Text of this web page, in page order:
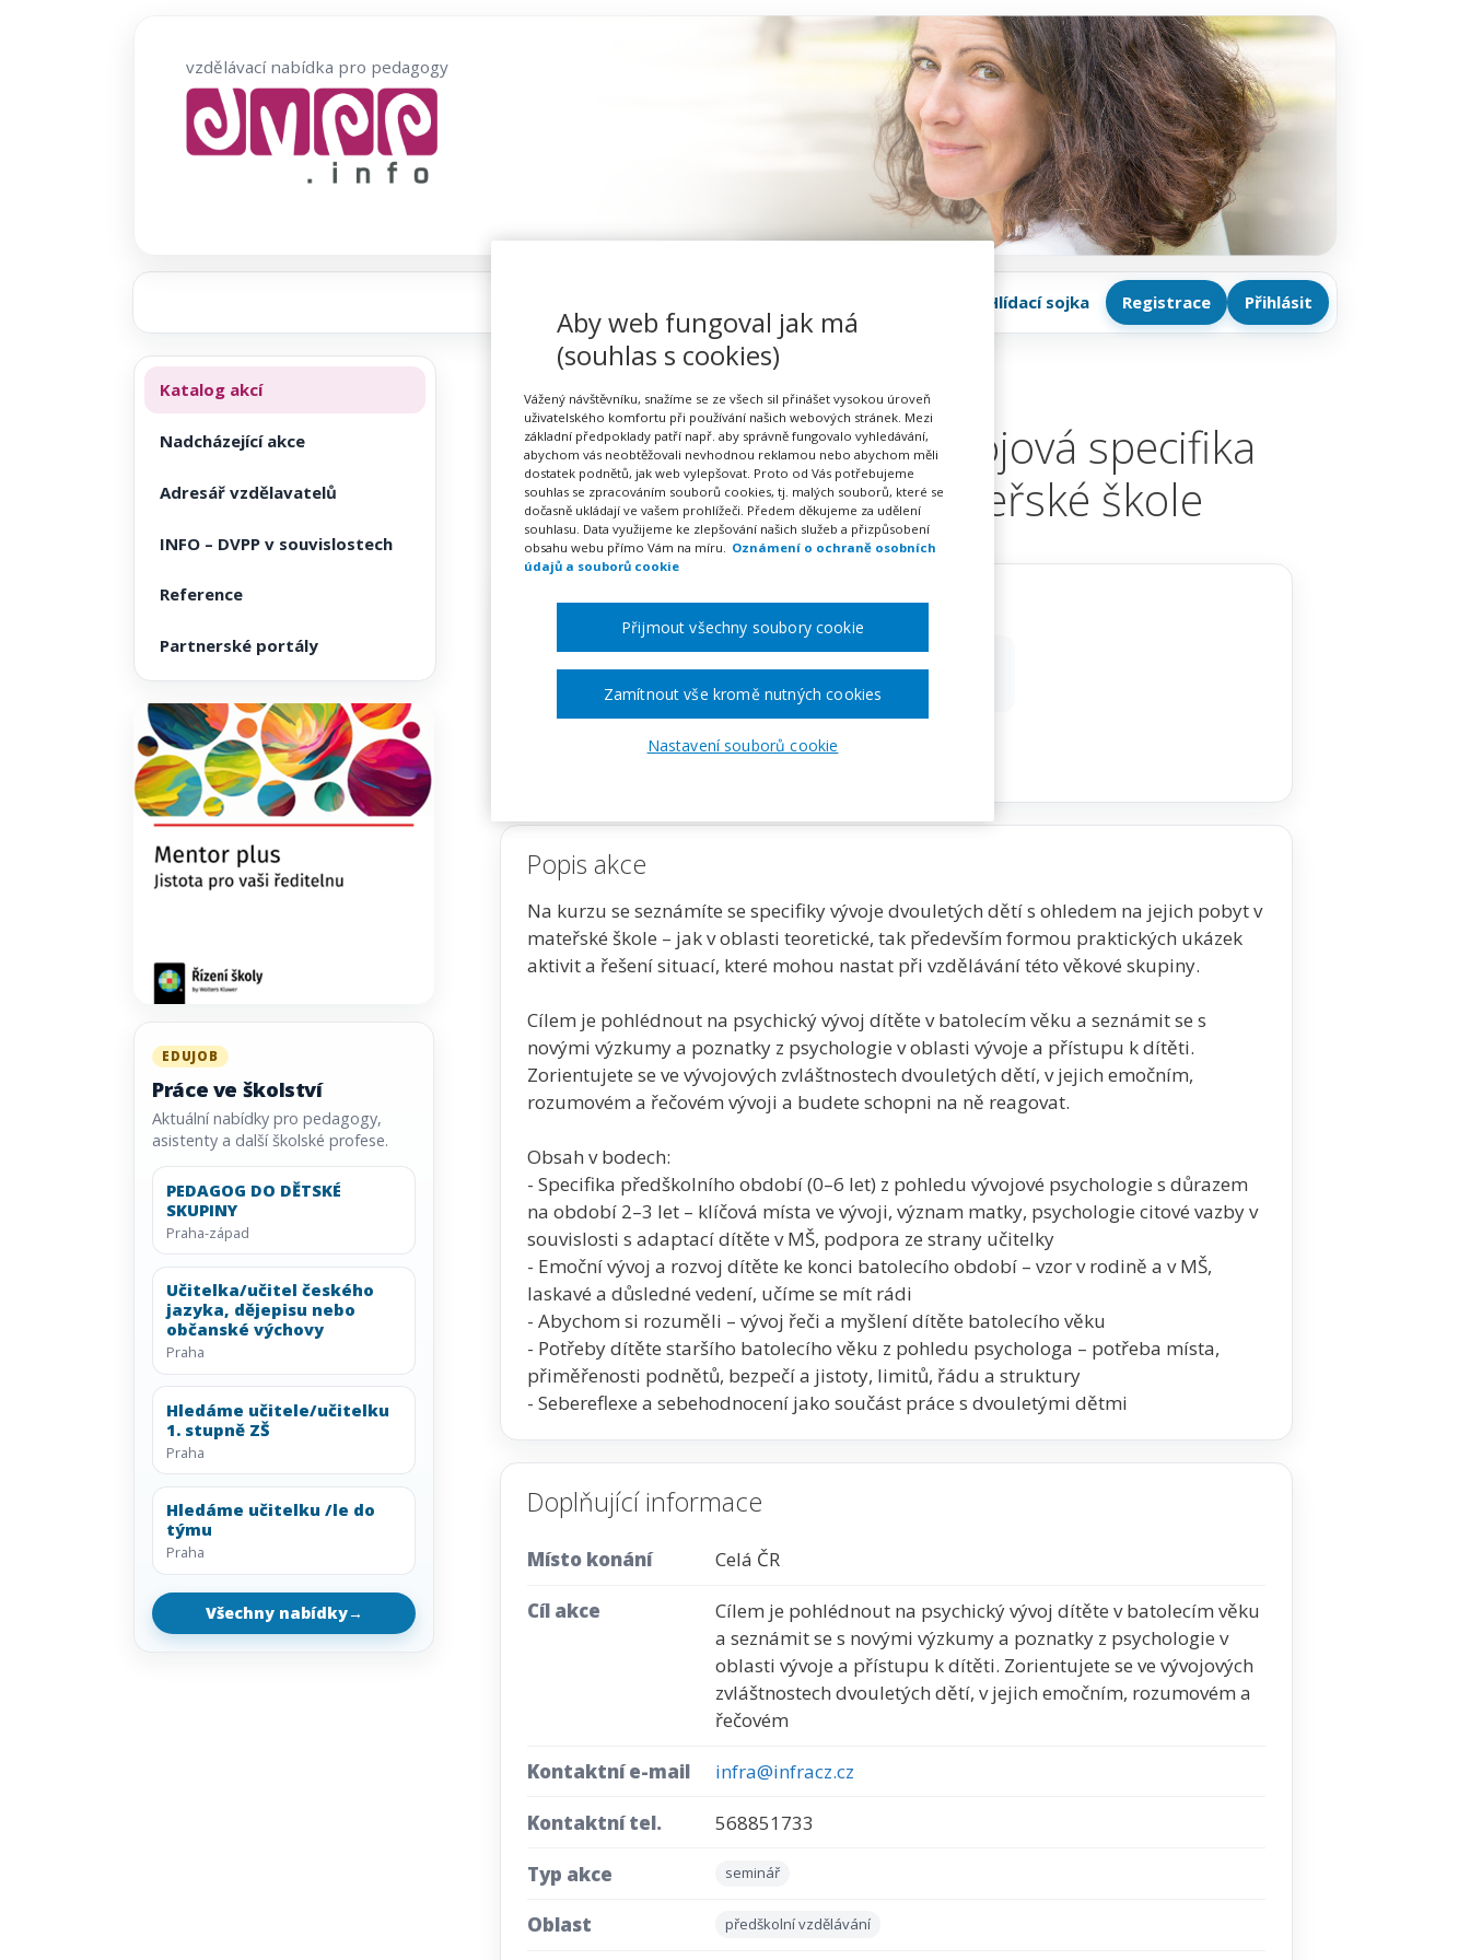
vzdělávací nabídka pro pedagogy
Hlídací sojka Registrace Přihlásit
Dvouleté děti a jejich vývojová specifika
ve vztahu k pobytu v mateřské škole
PořádáINFRA, s.r.o.
TERMÍN MÍSTO
Celá ČR
Zobrazit akci na webu pořadatele
Popis akce
Na kurzu se seznámíte se specifiky vývoje dvouletých dětí s ohledem na jejich pobyt v
mateřské škole – jak v oblasti teoretické, tak především formou praktických ukázek
aktivit a řešení situací, které mohou nastat při vzdělávání této věkové skupiny.
Cílem je pohlédnout na psychický vývoj dítěte v batolecím věku a seznámit se s
novými výzkumy a poznatky z psychologie v oblasti vývoje a přístupu k dítěti.
Zorientujete se ve vývojových zvláštnostech dvouletých dětí, v jejich emočním,
rozumovém a řečovém vývoji a budete schopni na ně reagovat.
Obsah v bodech:
- Specifika předškolního období (0–6 let) z pohledu vývojové psychologie s důrazem
na období 2–3 let – klíčová místa ve vývoji, význam matky, psychologie citové vazby v
souvislosti s adaptací dítěte v MŠ, podpora ze strany učitelky
- Emoční vývoj a rozvoj dítěte ke konci batolecího období – vzor v rodině a v MŠ,
laskavé a důsledné vedení, učíme se mít rádi
- Abychom si rozuměli – vývoj řeči a myšlení dítěte batolecího věku
- Potřeby dítěte staršího batolecího věku z pohledu psychologa – potřeba místa,
přiměřenosti podnětů, bezpečí a jistoty, limitů, řádu a struktury
- Sebereflexe a sebehodnocení jako součást práce s dvouletými dětmi
Doplňující informace
Místo konání Celá ČR
Cíl akce
Cílem je pohlédnout na psychický vývoj dítěte v batolecím věku
a seznámit se s novými výzkumy a poznatky z psychologie v
oblasti vývoje a přístupu k dítěti. Zorientujete se ve vývojových
zvláštnostech dvouletých dětí, v jejich emočním, rozumovém a
řečovém
Kontaktní e-mail infra@infracz.cz
Kontaktní tel. 568851733
Typ akce seminář
Oblast předškolní vzdělávání
Katalog akcí
Nadcházející akce
Adresář vzdělavatelů
INFO – DVPP v souvislostech
Reference
Partnerské portály
EDUJOB
Práce ve školství
Aktuální nabídky pro pedagogy,
asistenty a další školské profese.
PEDAGOG DO DĚTSKÉ
SKUPINY
Praha-západ
Učitelka/učitel českého
jazyka, dějepisu nebo
občanské výchovy
Praha
Hledáme učitele/učitelku
1. stupně ZŠ
Praha
Hledáme učitelku /le do
týmu
Praha
Všechny nabídky→
Aby web fungoval jak má
(souhlas s cookies)
Vážený návštěvníku, snažíme se ze všech sil přinášet vysokou úroveň
uživatelského komfortu při používání našich webových stránek. Mezi
základní předpoklady patří např. aby správně fungovalo vyhledávání,
abychom vás neobtěžovali nevhodnou reklamou nebo abychom měli
dostatek podnětů, jak web vylepšovat. Proto od Vás potřebujeme
souhlas se zpracováním souborů cookies, tj. malých souborů, které se
dočasně ukládají ve vašem prohlížeči. Předem děkujeme za udělení
souhlasu. Data využijeme ke zlepšování našich služeb a přizpůsobení
obsahu webu přímo Vám na míru.
Oznámení o ochraně osobních
údajů a souborů cookie
Nastavení souborů cookie
Zamítnout vše kromě nutných cookies
Přijmout všechny soubory cookie